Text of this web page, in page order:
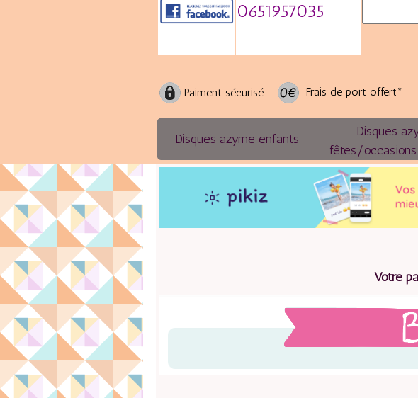
0651957035
Paiment sécurisé Frais de port offert*
Disques azyme enfants
Disques
fêtes/
Votre